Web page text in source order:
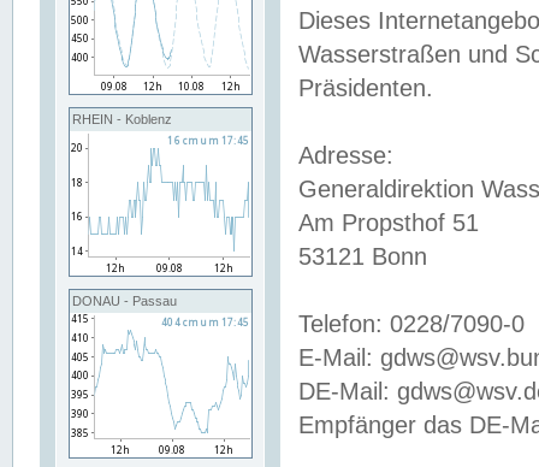
RHEIN - Koblenz
DONAU - Passau
Dieses
Wasserstraßen und
Präsidenten.
Adresse:
Generaldirektion
Am Propsthof 51
53121 Bonn
Telefon: 0228/7090-0
E-Mail:
DE-Mail:
Empfänger das DE-